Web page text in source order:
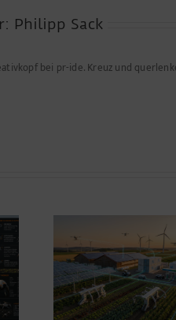
Philipp Sack
bei pr-ide. Kreuz und
dem
Design ist
sondern